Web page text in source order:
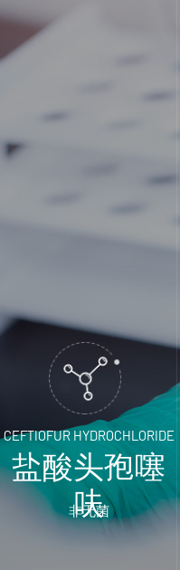
CEFTIOFUR HYDROCHLORIDE
盐酸头孢噻
呋
非无菌